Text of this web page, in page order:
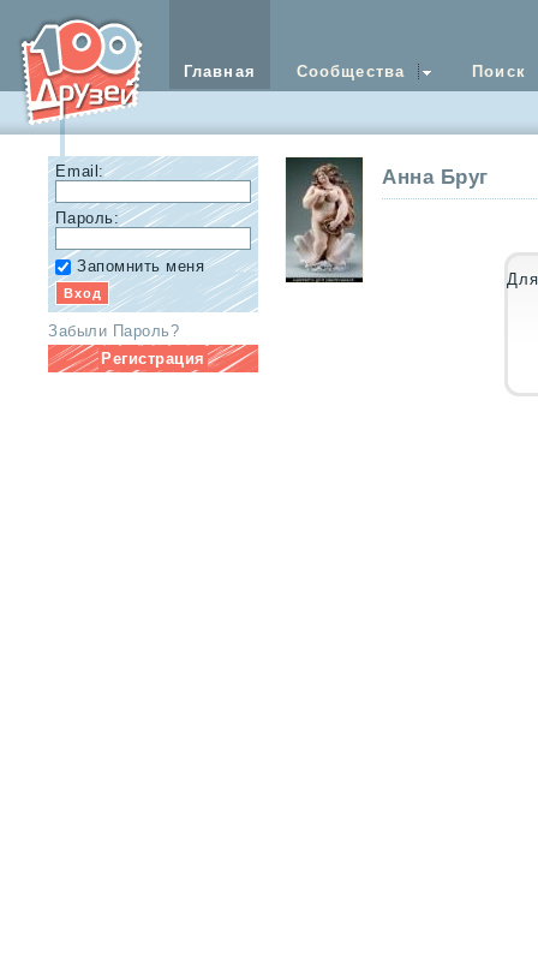
Главная Сообщества Поиск
Анна Бруг
Email:
Пароль:
Запомнить меня
Забыли Пароль?
Регистрация